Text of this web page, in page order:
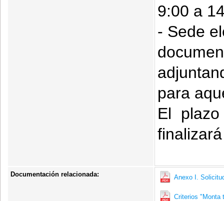
9:00 a
- Sede
para
El
Documentación relacionada: Anexo I.
Criterios "Monta